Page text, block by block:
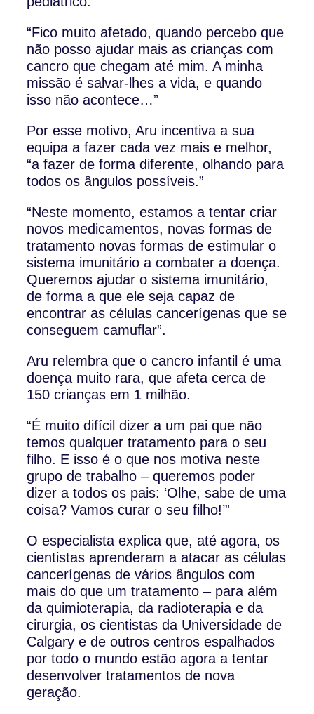
“Fico muito afetado, quando percebo que
não posso ajudar mais as crianças com
cancro que chegam até mim. A minha
missão é salvar-lhes a vida, e quando
isso não acontece…”
Por esse motivo, Aru incentiva a sua
equipa a fazer cada vez mais e melhor,
“a fazer de forma diferente, olhando para
todos os ângulos possíveis.”
“Neste momento, estamos a tentar criar
novos medicamentos, novas formas de
tratamento novas formas de estimular o
sistema imunitário a combater a doença.
Queremos ajudar o sistema imunitário,
de forma a que ele seja capaz de
encontrar as células cancerígenas que se
conseguem camuflar”.
Aru relembra que o cancro infantil é uma
doença muito rara, que afeta cerca de
150 crianças em 1 milhão.
“É muito difícil dizer a um pai que não
temos qualquer tratamento para o seu
filho. E isso é o que nos motiva neste
grupo de trabalho – queremos poder
dizer a todos os pais: ‘Olhe, sabe de uma
coisa? Vamos curar o seu filho!’”
O especialista explica que, até agora, os
cientistas aprenderam a atacar as células
cancerígenas de vários ângulos com
mais do que um tratamento – para além
da quimioterapia, da radioterapia e da
cirurgia, os cientistas da Universidade de
Calgary e de outros centros espalhados
por todo o mundo estão agora a tentar
desenvolver tratamentos de nova
geração.